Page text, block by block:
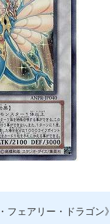
フェアリー・ドラゴン》